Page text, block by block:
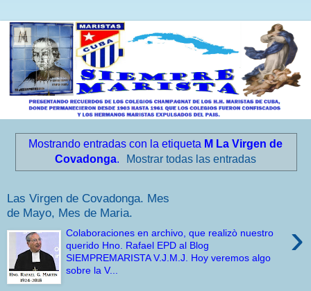
Mostrando entradas con la etiqueta M La Virgen de
Covadonga. Mostrar todas las entradas
Las Virgen de Covadonga. Mes
de Mayo, Mes de Maria.
›
Colaboraciones en archivo, que realizò nuestro
querido Hno. Rafael EPD al Blog
SIEMPREMARISTA V.J.M.J. Hoy veremos algo
sobre la V...